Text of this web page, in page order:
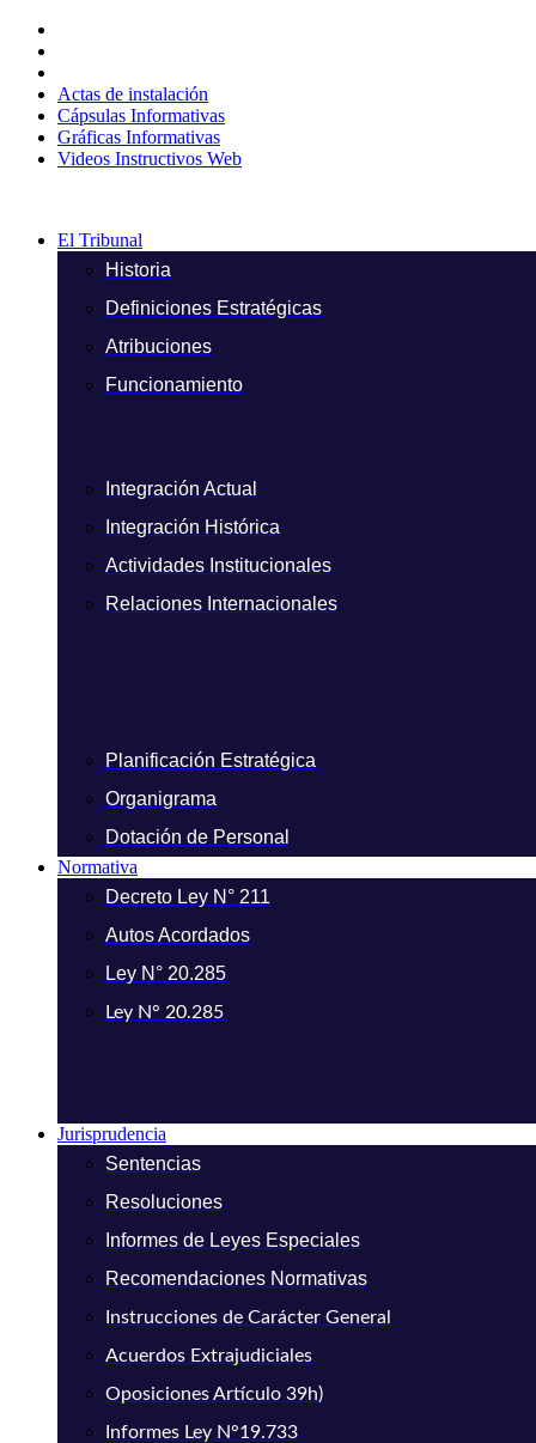
contenido
Actas de instalación
Cápsulas Informativas
Gráficas Informativas
Videos Instructivos Web
El Tribunal
Historia
Definiciones Estratégicas
Atribuciones
Funcionamiento
Integración Actual
Integración Histórica
Actividades Institucionales
Relaciones Internacionales
Planificación Estratégica
Organigrama
Dotación de Personal
Normativa
Decreto Ley N° 211
Autos Acordados
Ley N° 20.285
Ley N° 20.285
Jurisprudencia
Sentencias
Resoluciones
Informes de Leyes Especiales
Recomendaciones Normativas
Instrucciones de Carácter General
Acuerdos Extrajudiciales
Oposiciones Artículo 39h)
Informes Ley N°19.733